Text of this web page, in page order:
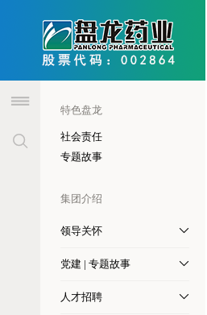
特色盘龙
社会责任
专题故事
集团介绍
领导关怀
党建 | 专题故事
人才招聘